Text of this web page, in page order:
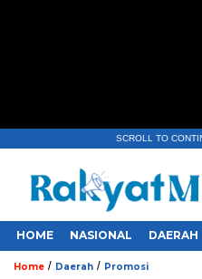
SCROLL TO
HOME NASIONAL DAERAH
Home / Daerah / Promosi